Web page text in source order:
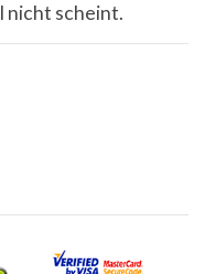
nicht scheint.